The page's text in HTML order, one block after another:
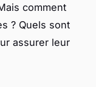
comment
? Quels sont
assurer leur